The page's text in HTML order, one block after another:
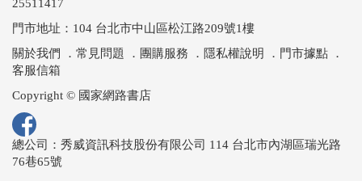
25511417
門市地址：104 台北市中山區松江路209號1樓
關於我們 ． 常見問題 ． 團購服務 ． 隱私權說明 ． 門市據點 ．
客服信箱
Copyright © 國家網路書店
總公司：秀威資訊科技股份有限公司 114 台北市內湖區瑞光路
76巷65號